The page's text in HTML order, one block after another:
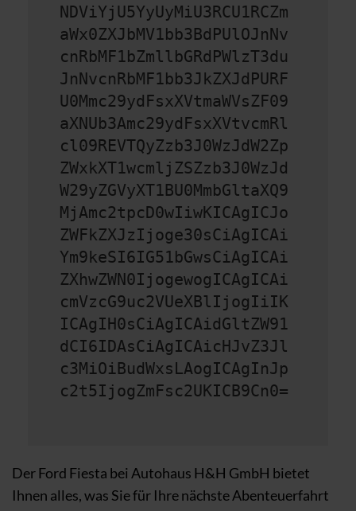
NDViYjU5YyUyMiU3RCU1RCZm
aWx0ZXJbMV1bb3BdPUlOJnNv
cnRbMF1bZmllbGRdPWlzT3du
JnNvcnRbMF1bb3JkZXJdPURF
U0Mmc29ydFsxXVtmaWVsZF09
aXNUb3Amc29ydFsxXVtvcmRl
cl09REVTQyZzb3J0WzJdW2Zp
ZWxkXT1wcmljZSZzb3J0WzJd
W29yZGVyXT1BU0MmbGltaXQ9
MjAmc2tpcD0wIiwKICAgICJo
ZWFkZXJzIjoge30sCiAgICAi
Ym9keSI6IG51bGwsCiAgICAi
ZXhwZWN0IjogewogICAgICAi
cmVzcG9uc2VUeXBlIjogIiIK
ICAgIH0sCiAgICAidGltZW91
dCI6IDAsCiAgICAicHJvZ3Jl
c3MiOiBudWxsLAogICAgInJp
c2t5IjogZmFsc2UKICB9Cn0=
Der Ford Fiesta bei Autohaus H&H GmbH bietet
Ihnen alles, was Sie für Ihre nächste Abenteuerfahrt